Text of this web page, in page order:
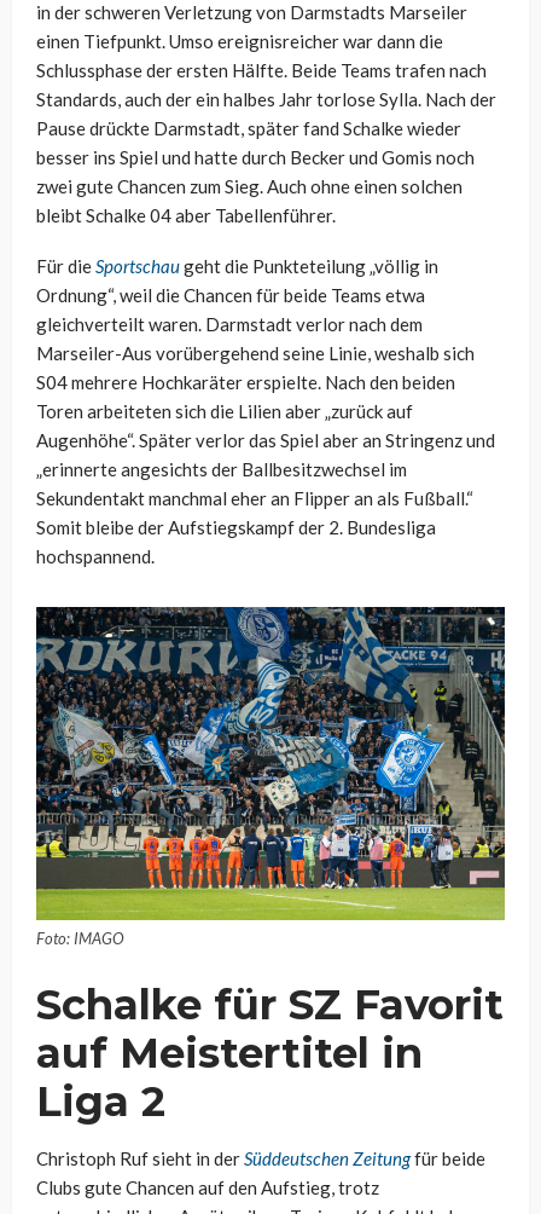
in der schweren Verletzung von Darmstadts Marseiler
einen Tiefpunkt. Umso ereignisreicher war dann die
Schlussphase der ersten Hälfte. Beide Teams trafen nach
Standards, auch der ein halbes Jahr torlose Sylla. Nach der
Pause drückte Darmstadt, später fand Schalke wieder
besser ins Spiel und hatte durch Becker und Gomis noch
zwei gute Chancen zum Sieg. Auch ohne einen solchen
bleibt Schalke 04 aber Tabellenführer.
Für dieSportschaugeht die Punkteteilung „völlig in
Ordnung“, weil die Chancen für beide Teams etwa
gleichverteilt waren. Darmstadt verlor nach dem
Marseiler-Aus vorübergehend seine Linie, weshalb sich
S04 mehrere Hochkaräter erspielte. Nach den beiden
Toren arbeiteten sich die Lilien aber „zurück auf
Augenhöhe“. Später verlor das Spiel aber an Stringenz und
„erinnerte angesichts der Ballbesitzwechsel im
Sekundentakt manchmal eher an Flipper an als Fußball.“
Somit bleibe der Aufstiegskampf der 2. Bundesliga
hochspannend.
Foto: IMAGO
Schalke für SZ Favorit
auf Meistertitel in
Liga 2
Christoph Ruf sieht in derSüddeutschen Zeitungfür beide
Clubs gute Chancen auf den Aufstieg, trotz